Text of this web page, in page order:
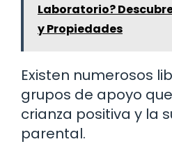
Laboratorio?
y Propiedades
Existen numerosos
grupos de apoyo
crianza positiva y la
parental.